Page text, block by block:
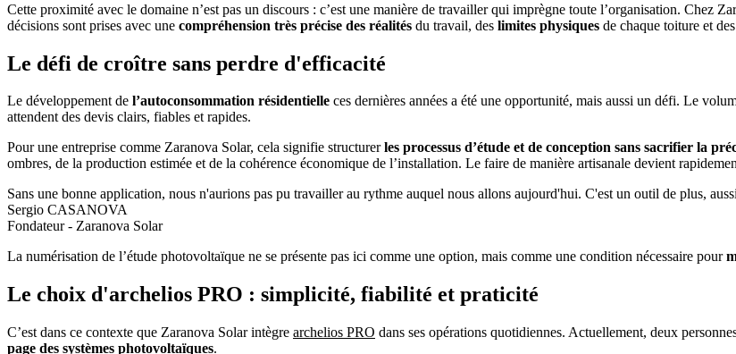
Cette proximité avec le domaine n’est pas un discours : c’est une manière de travailler qui imprègne toute l’organisation. Chez
décisions sont prises avec une compréhension très précise des réalités du travail, des limites physiques de chaque toiture et des
Le défi de croître sans perdre d'efficacité
Le développement de l’autoconsommation résidentielle ces dernières années a été une opportunité, mais aussi un défi. Le
attendent des devis clairs, fiables et rapides.
Pour une entreprise comme Zaranova Solar, cela signifie structurerles processus d’étude et de conception sans sacrifier la
ombres, de la production estimée et de la cohérence économique de l’installation. Le faire de manière artisanale devient
Sans une bonne application, nous n'aurions pas pu travailler au rythme auquel nous allons aujourd'hui. C'est un outil de plus,
Sergio CASANOVA
Fondateur - Zaranova Solar
La numérisation de l’étude photovoltaïque ne se présente pas ici comme une option, mais comme une condition nécessaire pour
Le choix d'archelios PRO : simplicité, fiabilité et praticité
C’est dans ce contexte que Zaranova Solar intègre archelios PRO dans ses opérations quotidiennes. Actuellement, deux
page des systèmes photovoltaïques.